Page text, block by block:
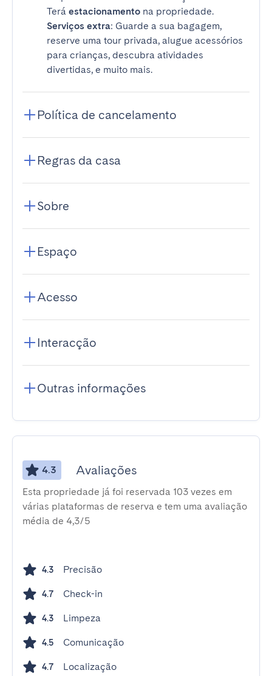
Terá estacionamento na propriedade.
Serviços extra: Guarde a sua bagagem,
reserve uma tour privada, alugue acessórios
para crianças, descubra atividades
divertidas, e muito mais.
Política de cancelamento
Regras da casa
Sobre
Espaço
Acesso
Interacção
Outras informações
4.3 Avaliações
Esta propriedade já foi reservada 103 vezes em
várias plataformas de reserva e tem uma avaliação
média de 4,3/5
4.3 Precisão
4.7 Check-in
4.3 Limpeza
4.5 Comunicação
4.7 Localização